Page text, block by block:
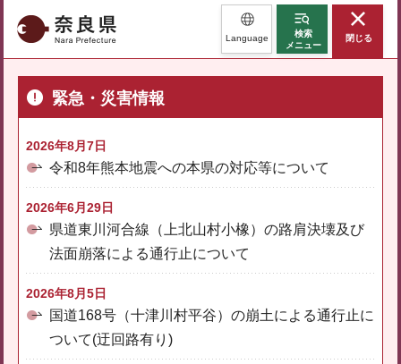
奈良県 Language
検索
メニュー
閉じる
緊急・災害情報
2026年8月7日
令和8年熊本地震への本県の対応等について
2026年6月29日
県道東川河合線（上北山村小橡）の路肩決壊及び
法面崩落による通行止について
2026年8月5日
国道168号（十津川村平谷）の崩土による通行止に
ついて(迂回路有り)